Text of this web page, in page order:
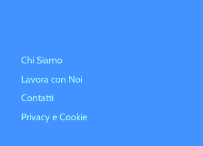
Chi Siamo
Lavora con Noi
Contatti
Privacy e Cookie